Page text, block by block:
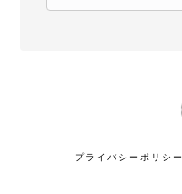
プライバシーポリシー